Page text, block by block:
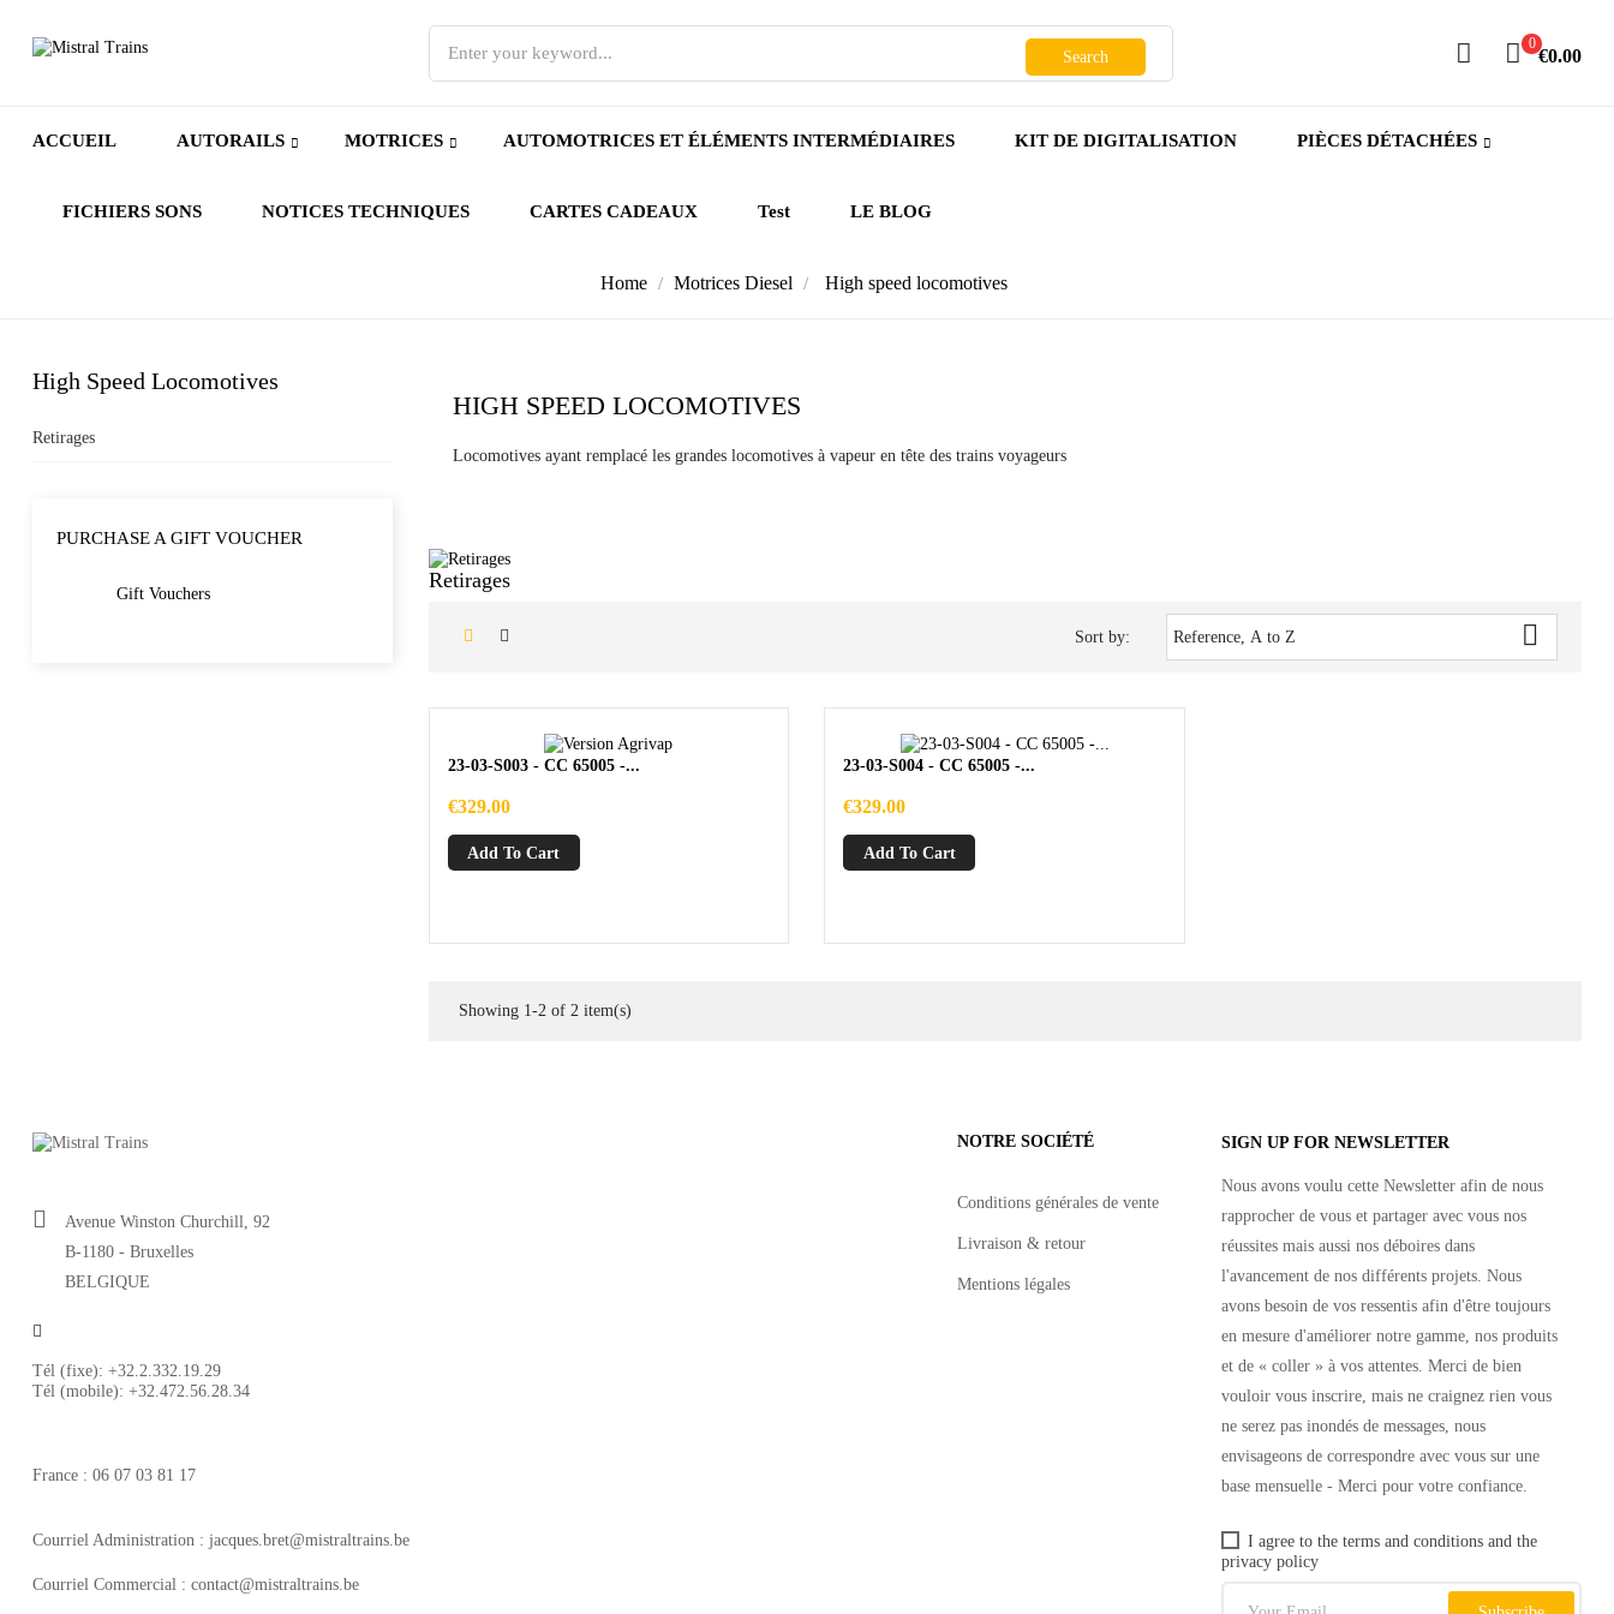
Search
0
€0.00
ACCUEIL AUTORAILS MOTRICES AUTOMOTRICES ET ÉLÉMENTS INTERMÉDIAIRES KIT DE DIGITALISATION PIÈCES DÉTACHÉES
FICHIERS SONS NOTICES TECHNIQUES CARTES CADEAUX Test LE BLOG
Home Motrices Diesel High speed locomotives
High Speed Locomotives
Retirages
PURCHASE A GIFT VOUCHER
Gift Vouchers
HIGH SPEED LOCOMOTIVES
Locomotives ayant remplacé les grandes locomotives à vapeur en tête des trains voyageurs
Retirages
Sort by: Reference, A to Z 
23-03-S003 - CC 65005 -...
Price
€329.00
Add To Cart
23-03-S004 - CC 65005 -...
Price
€329.00
Add To Cart
Showing 1-2 of 2 item(s)
Avenue Winston Churchill, 92
B-1180 - Bruxelles
BELGIQUE
Tél (fixe): +32.2.332.19.29
Tél (mobile): +32.472.56.28.34
France : 06 07 03 81 17
Courriel Administration : jacques.bret@mistraltrains.be
Courriel Commercial : contact@mistraltrains.be
NOTRE SOCIÉTÉ
Conditions générales de vente
Livraison & retour
Mentions légales
SIGN UP FOR NEWSLETTER
Nous avons voulu cette Newsletter afin de nous
rapprocher de vous et partager avec vous nos
réussites mais aussi nos déboires dans
l'avancement de nos différents projets. Nous
avons besoin de vos ressentis afin d'être toujours
en mesure d'améliorer notre gamme, nos produits
et de « coller » à vos attentes. Merci de bien
vouloir vous inscrire, mais ne craignez rien vous
ne serez pas inondés de messages, nous
envisageons de correspondre avec vous sur une
base mensuelle - Merci pour votre confiance.
I agree to the terms and conditions and the
privacy policy